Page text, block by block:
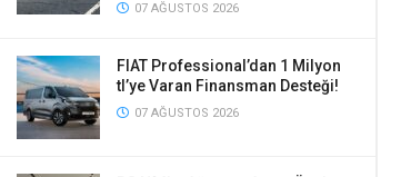
07 AĞUSTOS 2026
FIAT Professional’dan 1 Milyon
tl’ye Varan Finansman Desteği!
07 AĞUSTOS 2026